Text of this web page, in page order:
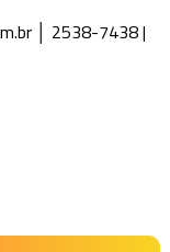
│ 2538-7438 |